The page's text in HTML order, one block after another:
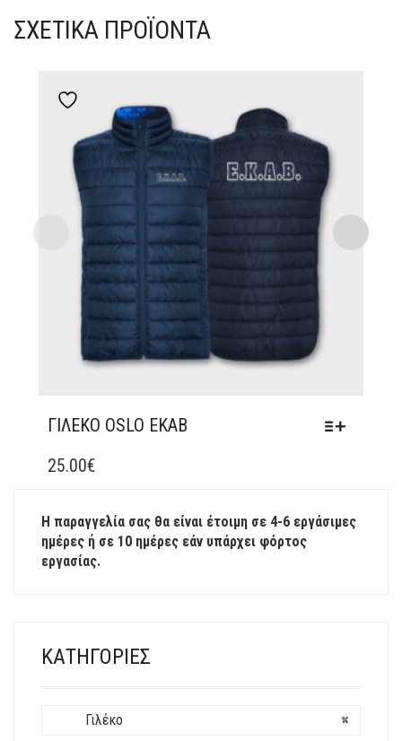
ΣΧΕΤΙΚΆ ΠΡΟΪΌΝΤΑ
Add to wishlist
ΓΙΛΈΚΟ OSLO ΕΚΑΒ
ΤΟ
ΠΟΛΛΑΠΛΈΣ
ΠΑΡΑΛΛΑΓΈΣ.
ΟΙ
ΣΤΗ
ΠΡΟΪΌΝΤΟΣ
25.00€
Η παραγγελία σας θα είναι έτοιμη σε 4-6 εργάσιμες
ημέρες ή σε 10 ημέρες εάν υπάρχει φόρτος
εργασίας.
ΚΑΤΗΓΟΡΊΕΣ
×
Γιλέκο